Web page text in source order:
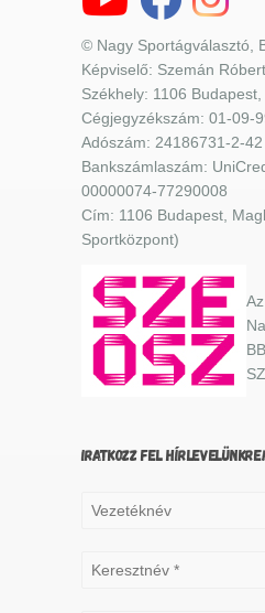
© Nagy Sportágválasztó,
Képviselő: Szemán
Székhely: 1106
Cégjegyzékszám: 01-09-
Adószám: 24186731-2-42
Bankszámlaszám:
00000074-77290008
Cím: 1106 Budapest,
Sportközpont)
IRATKOZZ FEL HÍRLEVELÜNKRE!